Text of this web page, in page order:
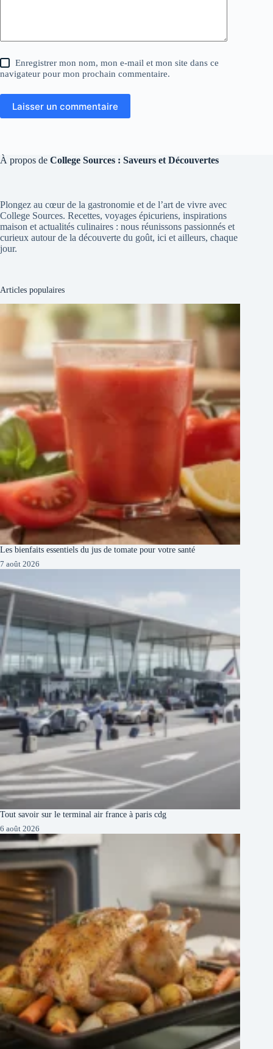
Enregistrer mon nom, mon e-mail et mon site dans ce
navigateur pour mon prochain commentaire.
Laisser un commentaire
À propos de College Sources : Saveurs et Découvertes
Plongez au cœur de la gastronomie et de l’art de vivre avec
College Sources. Recettes, voyages épicuriens, inspirations
maison et actualités culinaires : nous réunissons passionnés et
curieux autour de la découverte du goût, ici et ailleurs, chaque
jour.
Articles populaires
Les bienfaits essentiels du jus de tomate pour votre santé
7 août 2026
Tout savoir sur le terminal air france à paris cdg
6 août 2026